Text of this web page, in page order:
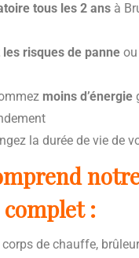
tous les 2 ans à
risques de panne
moins d’énergie
la durée de vie de
:
de chauffe,